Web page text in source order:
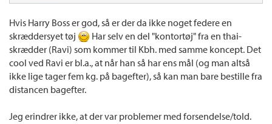
Hvis Harry Boss er god, så er der da ikke noget federe en
skræddersyet tøj
Har selv en del "kontortøj" fra en thai-
skrædder (Ravi) som kommer til Kbh. med samme koncept. Det
cool ved Ravi er bl.a., at når han så har ens mål (og man altså
ikke lige tager fem kg. på bagefter), så kan man bare bestille fra
distancen bagefter.
Jeg erindrer ikke, at der var problemer med forsendelse/told.